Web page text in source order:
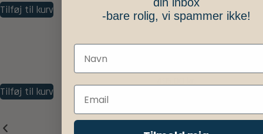
Tilføj til kurv
K9 Roofrack Gutter Mount 150mm (1
Tilføj til kurv
-bare rolig, vi spammer ikke!